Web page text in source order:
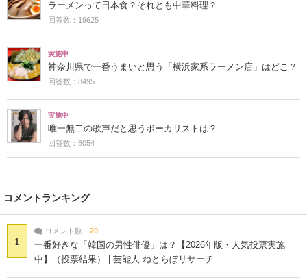
ラーメンって日本食？それとも中華料理？
回答数：19625
実施中
神奈川県で一番うまいと思う「横浜家系ラーメン店」はどこ？
回答数：8495
実施中
唯一無二の歌声だと思うボーカリストは？
回答数：8054
コメントランキング
1
コメント数： 20
一番好きな「韓国の男性俳優」は？【2026年版・人気投票実施
中】（投票結果） | 芸能人 ねとらぼリサーチ